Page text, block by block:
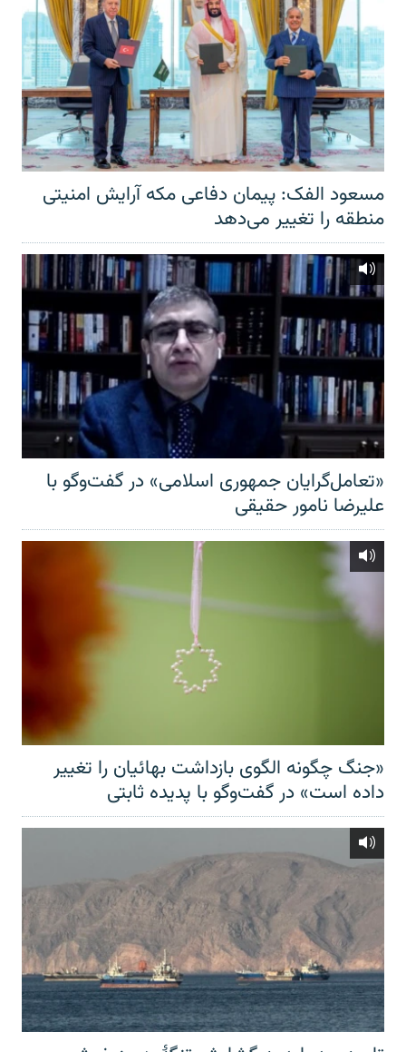
مسعود الفک: پیمان دفاعی مکه آرایش امنیتی
منطقه را تغییر می‌دهد
«تعامل‌گرایان جمهوری اسلامی» در گفت‌وگو با
علیرضا نامور حقیقی
«جنگ چگونه الگوی بازداشت بهائیان را تغییر
داده است» در گفت‌وگو با پدیده ثابتی